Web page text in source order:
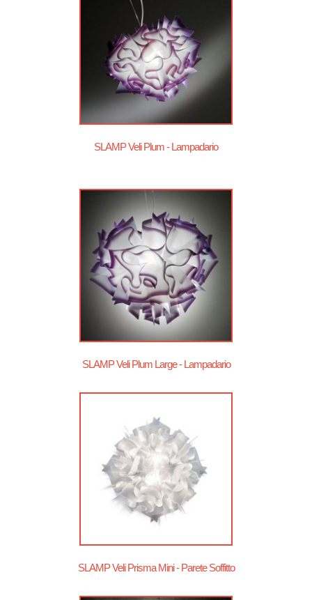
SLAMP Veli Plum - Lampadario
SLAMP Veli Plum Large - Lampadario
SLAMP Veli Prisma Mini - Parete Soffitto